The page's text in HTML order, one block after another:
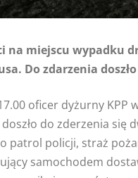
na miejscu wypadku
Do zdarzenia
oficer dyżurny KPP
do zderzenia się
patrol policji, straż
samochodem